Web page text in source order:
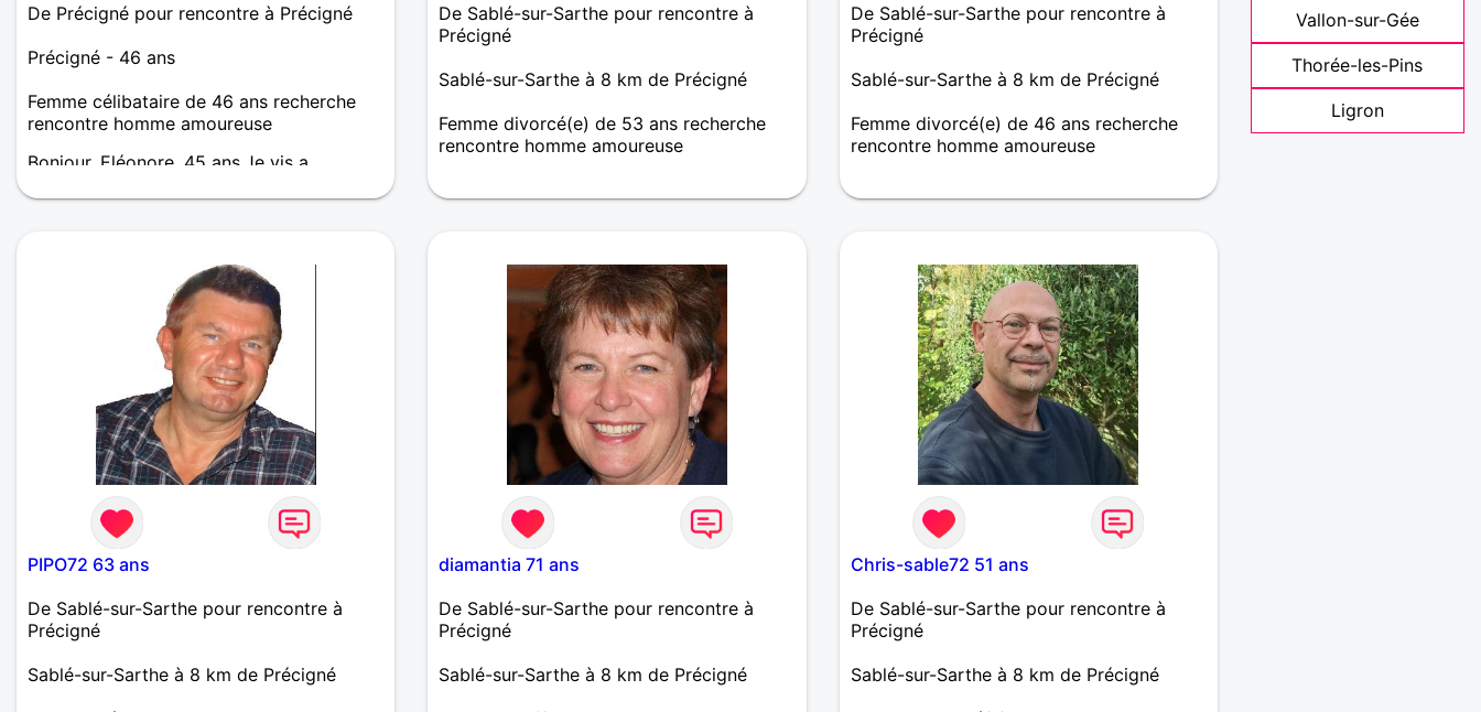
De Précigné pour rencontre à Précigné
Précigné - 46 ans
Femme célibataire de 46 ans recherche
rencontre homme amoureuse
Bonjour, Eléonore, 45 ans.Je vis a
homme de mon âge, grand, charmant ,
envisager une relation sérieuse et durable
basant sur le partage, fidélité, l'amour,
confiance, les mêmes attentes et faire des
sorties ( amis, famille, cinéma, resto ,
bowling, sport comme le tennis, la
marche, l'équitation. Si mon profil vous
intéresse et que vous vous reconnaissez,
envoyez moi un message. Bisous 😘
De Sablé-sur-Sarthe pour rencontre à
Précigné
Sablé-sur-Sarthe à 8 km de Précigné
Femme divorcé(e) de 53 ans recherche
rencontre homme amoureuse
région Sablé - La Flèche,...
De Sablé-sur-Sarthe pour rencontre à
Précigné
Sablé-sur-Sarthe à 8 km de Précigné
Femme divorcé(e) de 46 ans recherche
rencontre homme amoureuse
sait ce qu'il veut. Mon rêve serait de
PIPO72 63 ans
De Sablé-sur-Sarthe pour rencontre à
Précigné
Sablé-sur-Sarthe à 8 km de Précigné
diamantia 71 ans
De Sablé-sur-Sarthe pour rencontre à
Précigné
Sablé-sur-Sarthe à 8 km de Précigné
Chris-sable72 51 ans
De Sablé-sur-Sarthe pour rencontre à
Précigné
Sablé-sur-Sarthe à 8 km de Précigné
Vallon-sur-Gée
Thorée-les-Pins
Ligron